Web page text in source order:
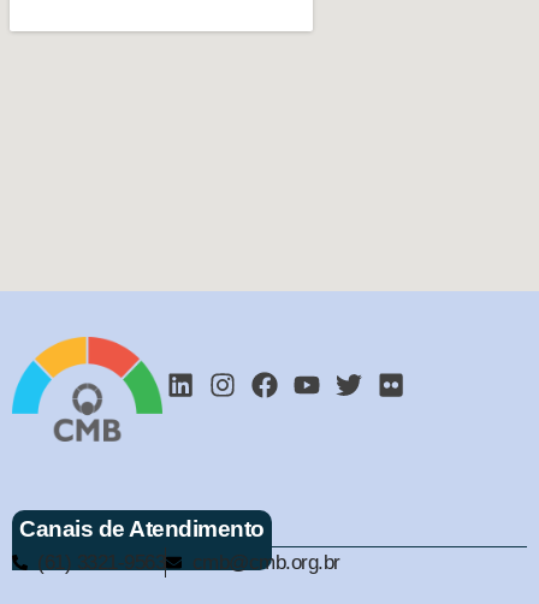
Canais de Atendimento
(61) 3321-9563 cmb@cmb.org.br